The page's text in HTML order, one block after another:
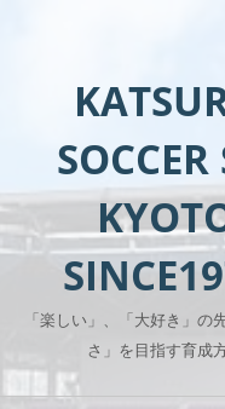
SOCCER
「楽しい」、「大好き」の
さ」を目指す育成